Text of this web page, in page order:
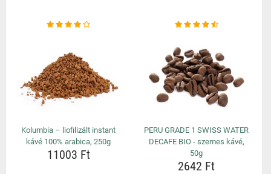
Kolumbia – liofilizált instant
kávé 100% arabica, 250g
11003 Ft
PERU GRADE 1 SWISS WATER
DECAFE BIO - szemes kávé,
50g
2642 Ft